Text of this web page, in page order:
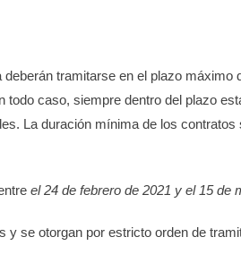
deberán tramitarse en el plazo
todo caso, siempre dentro del plazo
La duración mínima de los
el 24 de febrero de 2021 y el 15 de
y se otorgan por estricto orden de